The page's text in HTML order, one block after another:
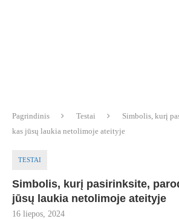
Pagrindinis Testai
Simbolis, kurį
kas jūsų laukia netolimoje ateityje
TESTAI
Simbolis, kurį pasirinksite,
jūsų laukia netolimoje ateityje
16 liepos, 2024